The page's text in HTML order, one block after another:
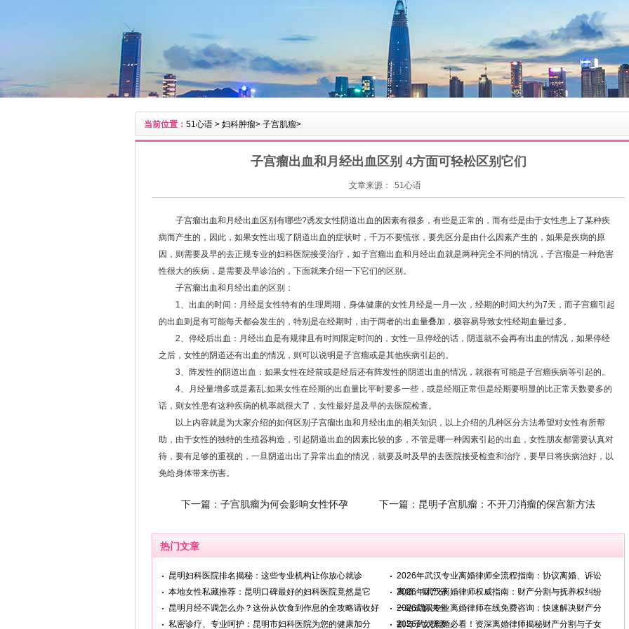
当前位置： 51心语 > 妇科肿瘤> 子宫肌瘤>
子宫瘤出血和月经出血区别 4方面可轻松区别它们
文章来源： 51心语
子宫瘤出血和月经出血区别有哪些?诱发女性阴道出血的因素有很多，有些是正常的，而有些是由于女性患上了某种疾
病而产生的，因此，如果女性出现了阴道出血的症状时，千万不要慌张，要先区分是由什么因素产生的，如果是疾病的原
因，则需要及早的去正规专业的妇科医院接受治疗，如子宫瘤出血和月经出血就是两种完全不同的情况，子宫瘤是一种危害
性很大的疾病，是需要及早诊治的，下面就来介绍一下它们的区别。
子宫瘤出血和月经出血的区别：
1、出血的时间：月经是女性特有的生理周期，身体健康的女性月经是一月一次，经期的时间大约为7天，而子宫瘤引起
的出血则是有可能每天都会发生的，特别是在经期时，由于两者的出血量叠加，极容易导致女性经期血量过多。
2、停经后出血：月经出血是有规律且有时间限定时间的，女性一旦停经的话，阴道就不会再有出血的情况，如果停经
之后，女性的阴道还有出血的情况，则可以说明是子宫瘤或是其他疾病引起的。
3、阵发性的阴道出血：如果女性在经前或是经后还有阵发性的阴道出血的情况，就很有可能是子宫瘤疾病等引起的。
4、月经量增多或是紊乱:如果女性在经期的出血量比平时要多一些，或是经期正常但是经期要明显的比正常天数要多的
话，则女性患有这种疾病的机率就很大了，女性最好是及早的去医院检查。
以上内容就是为大家介绍的如何区别子宫瘤出血和月经出血的相关知识，以上介绍的几种区分方法希望对女性有所帮
助，由于女性的独特的生殖器构造，引起阴道出血的因素比较的多，不管是哪一种因素引起的出血，女性朋友都需要认真对
待，要有足够的重视的，一旦阴道出出了异常出血的情况，就要及时及早的去医院接受检查和治疗，要早日将疾病治好，以
免给身体带来伤害。
下一篇： 子宫肌瘤为何会影响女性怀孕 下一篇： 昆明子宫肌瘤：不开刀消瘤的保宫新方法
热门文章
昆明妇科医院排名揭秘：这些专业机构让你放心就诊
本地女性私藏推荐：昆明口碑最好的妇科医院竟然是它
昆明月经不调怎么办？这份从饮食到作息的全攻略请收好
私密诊疗、专业呵护：昆明市妇科医院为您的健康加分
2026年武汉专业离婚律师全流程指南：协议离婚、诉讼
离婚、财产分
2026年武汉离婚律师权威指南：财产分割与抚养权纠纷
一站式解决全
2026武汉专业离婚律师在线免费咨询：快速解决财产分
割与子女抚养
2026武汉离婚必看！资深离婚律师揭秘财产分割与子女